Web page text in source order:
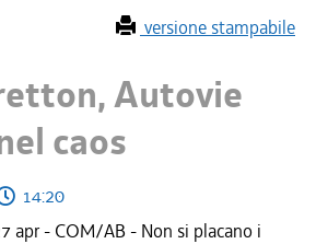
versione stampabile
Autovie
caos
14:20
apr - COM/AB - Non si placano i